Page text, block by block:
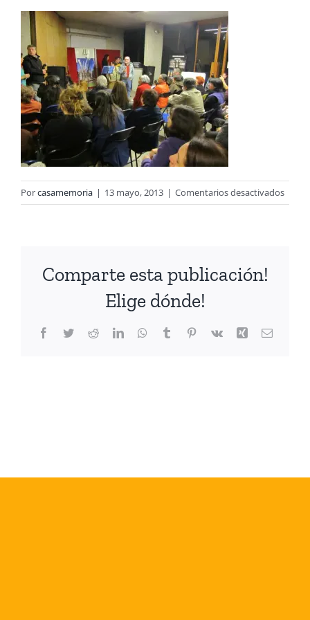
Porcasamemoria | 13 mayo, 2013 | Comentarios desactivadosen
13
Comparte esta publicación!
Elige dónde!
Facebook
TwitterRedditLinkedInWhatsApp
TumblrPinterest
Vk Xing Correo